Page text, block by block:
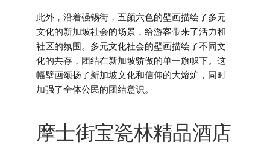
此外，沿着强锡街，五颜六色的壁画描绘了多元
文化的新加坡社会的场景，给游客带来了活力和
社区的氛围。多元文化社会的壁画描绘了不同文
化的共存，团结在新加坡骄傲的单一旗帜下。这
幅壁画颂扬了新加坡文化和信仰的大熔炉，同时
加强了全体公民的团结意识。
摩士街宝瓷林精品酒店